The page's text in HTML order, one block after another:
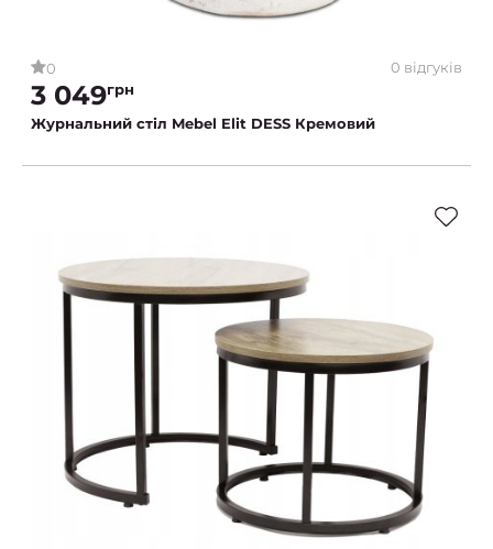
0 0 відгуків
3 049грн
Журнальний стіл Mebel Elit DESS Кремовий